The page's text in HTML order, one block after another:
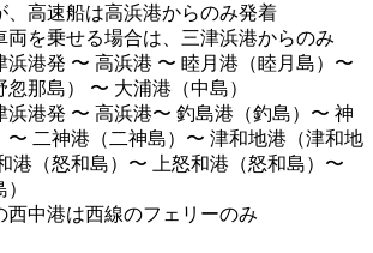
、高速船は高浜港からのみ発着
両を乗せる場合は、三津浜港からのみ
浜港発 〜 高浜港 〜 睦月港（睦月島）〜
那島） 〜 大浦港（中島）
浜港発 〜 高浜港〜 釣島港（釣島）〜 神
〜 二神港（二神島）〜 津和地港（津和地
港（怒和島）〜 上怒和港（怒和島）〜
西中港は西線のフェリーのみ